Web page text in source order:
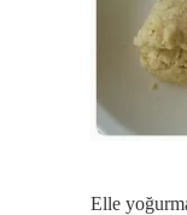
Elle